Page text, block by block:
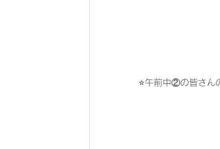
⭐️午前中②の皆さ